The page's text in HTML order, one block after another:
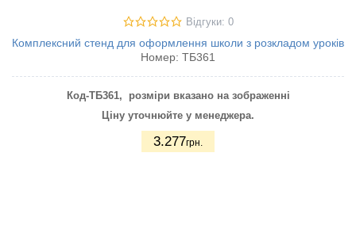
Відгуки: 0
Комплексний стенд для оформлення школи з розкладом уроків
Номер: ТБ361
Код-ТБ361,
розміри вказано на зображенні
Ціну уточнюйте у менеджера.
3.277грн.